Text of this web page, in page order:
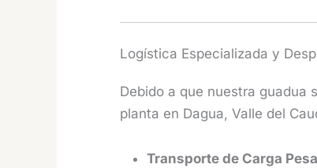
Logística Especializada y
Debido a que nuestra guadua
planta en Dagua, Valle del
Transporte de Carga